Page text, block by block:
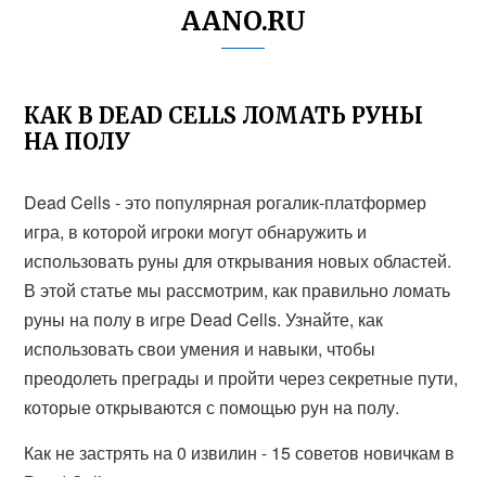
AANO.RU
КАК В DEAD CELLS ЛОМАТЬ РУНЫ
НА ПОЛУ
Dead Cells - это популярная рогалик-платформер
игра, в которой игроки могут обнаружить и
использовать руны для открывания новых областей.
В этой статье мы рассмотрим, как правильно ломать
руны на полу в игре Dead Cells. Узнайте, как
использовать свои умения и навыки, чтобы
преодолеть преграды и пройти через секретные пути,
которые открываются с помощью рун на полу.
Как не застрять на 0 извилин - 15 советов новичкам в